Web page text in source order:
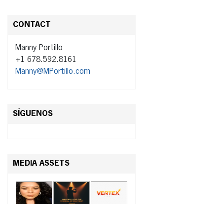
CONTACT
Manny Portillo
+1 678.592.8161
Manny@MPortillo.com
SÍGUENOS
MEDIA ASSETS